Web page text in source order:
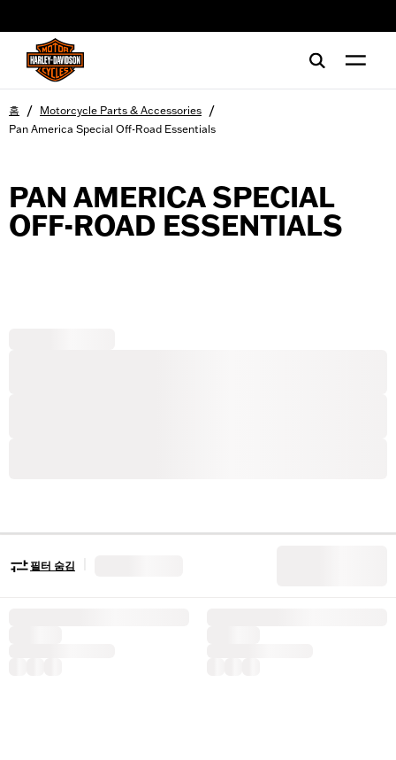
홈 / Motorcycle Parts & Accessories /
Pan America Special Off-Road Essentials
PAN AMERICA SPECIAL
OFF-ROAD ESSENTIALS
필터 숨김